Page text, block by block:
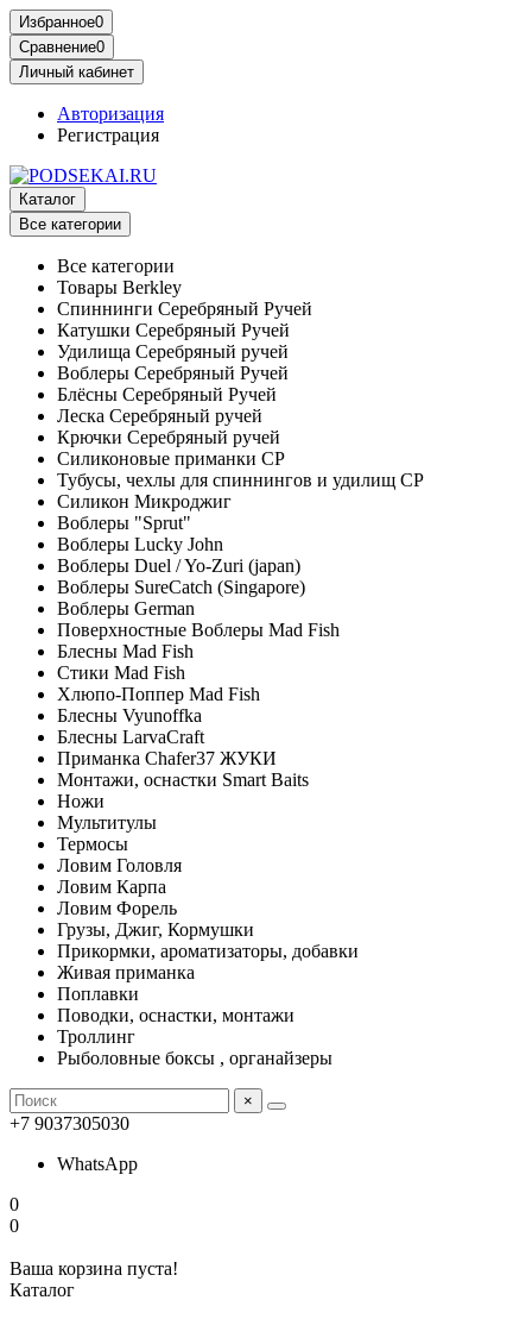
Избранное0
Сравнение0
Личный кабинет
Авторизация
Регистрация
Каталог
Все категории
Все категории
Товары Berkley
Спиннинги Серебряный Ручей
Катушки Серебряный Ручей
Удилища Серебряный ручей
Воблеры Серебряный Ручей
Блёсны Серебряный Ручей
Леска Серебряный ручей
Крючки Серебряный ручей
Силиконовые приманки СР
Тубусы, чехлы для спиннингов и удилищ СР
Силикон Микроджиг
Воблеры "Sprut"
Воблеры Lucky John
Воблеры Duel / Yo-Zuri (japan)
Воблеры SureCatch (Singapore)
Воблеры German
Поверхностные Воблеры Mad Fish
Блесны Mad Fish
Стики Mad Fish
Хлюпо-Поппер Mad Fish
Блесны Vyunoffka
Блесны LarvaCraft
Приманка Chafer37 ЖУКИ
Монтажи, оснастки Smart Baits
Ножи
Мультитулы
Термосы
Ловим Головля
Ловим Карпа
Ловим Форель
Грузы, Джиг, Кормушки
Прикормки, ароматизаторы, добавки
Живая приманка
Поплавки
Поводки, оснастки, монтажи
Троллинг
Рыболовные боксы , органайзеры
×
+7 9037305030
WhatsApp
0
0
Ваша корзина пуста!
Каталог